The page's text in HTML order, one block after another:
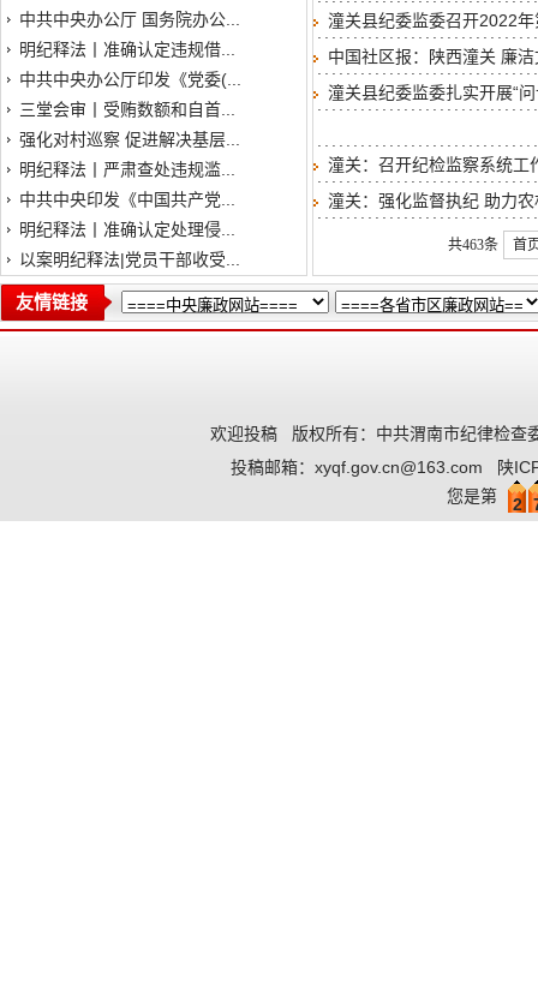
中共中央办公厅 国务院办公...
明纪释法丨准确认定违规借...
中共中央办公厅印发《党委(...
三堂会审丨受贿数额和自首...
强化对村巡察 促进解决基层...
明纪释法丨严肃查处违规滥...
中共中央印发《中国共产党...
明纪释法丨准确认定处理侵...
以案明纪释法|党员干部收受...
潼关县纪委监委召开2022
中国社区报：陕西潼关 廉
潼关县纪委监委扎实开展“
潼关：召开纪检监察系统工
潼关：强化监督执纪 助力
共463条 首
友情链接
欢迎投稿 版权所有：中共渭南市纪律检查
投稿邮箱： xyqf.gov.cn@163.com
陕
您是第